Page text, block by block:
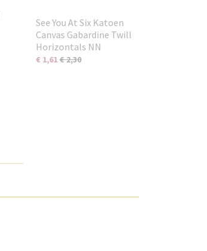
See You At Six Katoen
Canvas Gabardine Twill
Horizontals NN
€ 1,61€ 2,30